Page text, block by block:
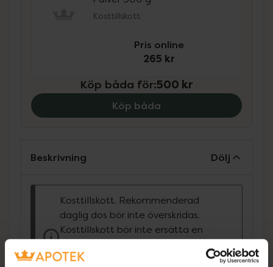
Kosttillskott
Pris online
265 kr
Köp båda för:500 kr
Köp båda
Beskrivning Dölj
Kosttillskott. Rekommenderad
daglig dos bör inte överskridas.
Kosttillskott bör inte ersätta en
livsstil. Förvaras utom räckhåll för